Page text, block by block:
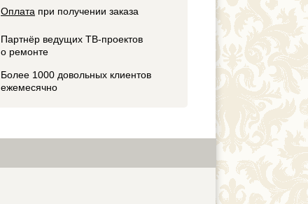
Оплата при получении заказа
Партнёр ведущих ТВ-проектов
о ремонте
Более 1000 довольных клиентов
ежемесячно